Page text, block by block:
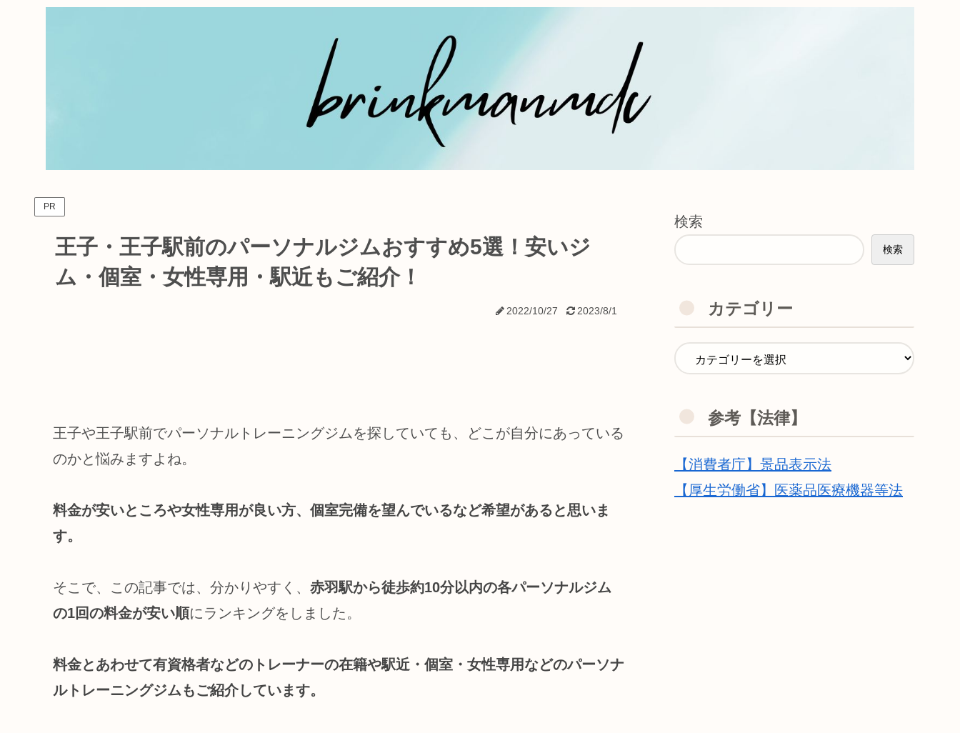
PR
王子・王子駅前のパーソナルジムおすすめ5選！安いジ
ム・個室・女性専用・駅近もご紹介！
2022/10/27 2023/8/1
王子や王子駅前でパーソナルトレーニングジムを探していても、どこが自分にあっている
のかと悩みますよね。
料金が安いところや女性専用が良い方、個室完備を望んでいるなど希望があると思いま
す。
そこで、この記事では、分かりやすく、 赤羽駅から徒歩約10分以内の各パーソナルジム
の1回の料金が安い順にランキングをしました。
料金とあわせて有資格者などのトレーナーの在籍や駅近・個室・女性専用などのパーソナ
ルトレーニングジムもご紹介しています。
検索
検索
カテゴリー
参考【法律】
【消費者庁】景品表示法
【厚生労働省】医薬品医療機器等法